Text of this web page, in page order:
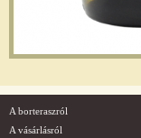
A borteraszról
A vásárlásról